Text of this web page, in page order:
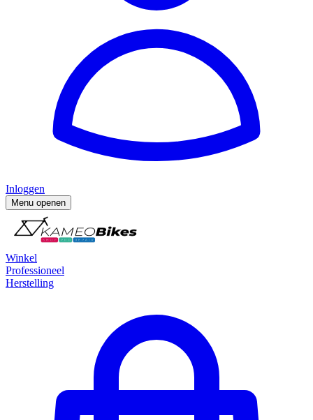
Inloggen
Menu openen
Winkel
Professioneel
Herstelling